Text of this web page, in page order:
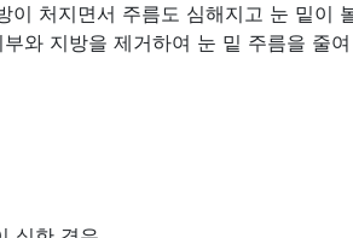
이 처지면서 주름도 심해지고 눈 밑이
와 지방을 제거하여 눈 밑 주름을 줄